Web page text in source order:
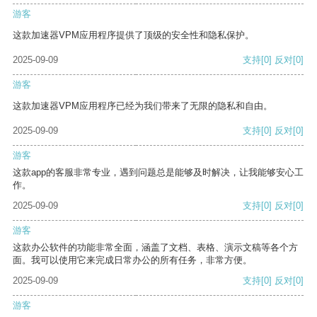
游客
这款加速器VPM应用程序提供了顶级的安全性和隐私保护。
2025-09-09 支持[0] 反对[0]
游客
这款加速器VPM应用程序已经为我们带来了无限的隐私和自由。
2025-09-09 支持[0] 反对[0]
游客
这款app的客服非常专业，遇到问题总是能够及时解决，让我能够安心工
作。
2025-09-09
支持[0] 反对[0]
游客
这款办公软件的功能非常全面，涵盖了文档、表格、演示文稿等各个方
面。我可以使用它来完成日常办公的所有任务，非常方便。
2025-09-09
支持[0] 反对[0]
游客